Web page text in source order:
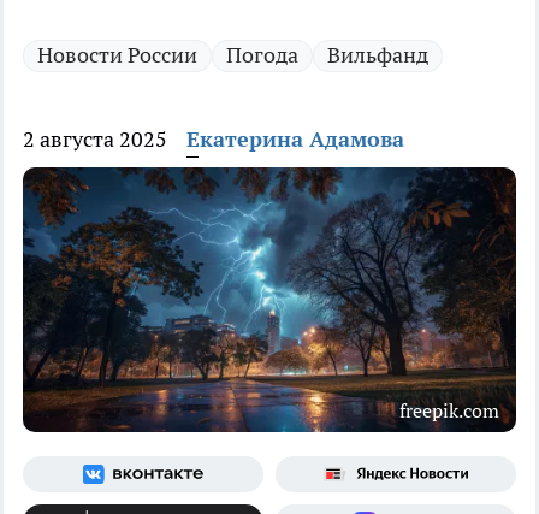
Новости России Погода Вильфанд
2 августа 2025 Екатерина Адамова
freepik.com